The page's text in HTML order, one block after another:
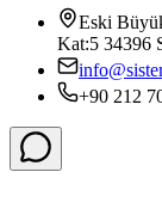
Eski
Kat:5 34396
+90 212